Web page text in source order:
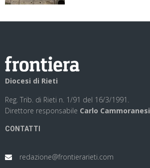
Diocesi di Rieti
Reg. Trib. di Rieti n. 1/91 del 16/3/1991.
Direttore responsabile Carlo Cammoranesi
CONTATTI
redazione@frontierarieti.com